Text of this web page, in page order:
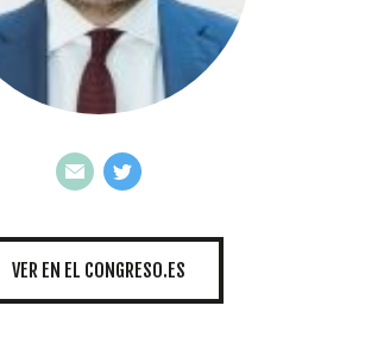
GRUPOS
INICIATIVAS
TEMÁTICAS
VER EN EL CONGRESO.ES